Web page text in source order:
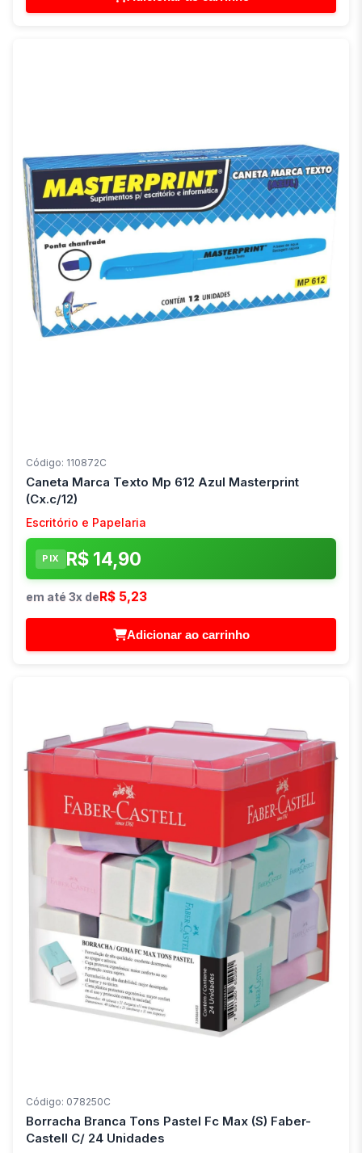
Código: 110872C
Caneta Marca Texto Mp 612 Azul Masterprint
(Cx.c/12)
Escritório e Papelaria
PIX R$ 14,90
em até 3x de R$ 5,23
Adicionar ao carrinho
Código: 078250C
Borracha Branca Tons Pastel Fc Max (S) Faber-
Castell C/ 24 Unidades